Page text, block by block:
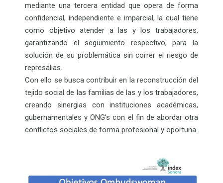
mediante una tercera entidad que opera de forma
confidencial, independiente e imparcial, la cual tiene
como objetivo atender a las y los trabajadores,
garantizando el seguimiento respectivo, para la
solución de su problemática sin correr el riesgo de
represalias.
Con ello se busca contribuir en la reconstrucción del
tejido social de las familias de las y los trabajadores,
creando sinergias con instituciones académicas,
gubernamentales y ONG’s con el fin de abordar otra
conflictos sociales de forma profesional y oportuna.